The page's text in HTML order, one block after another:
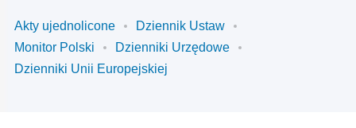
Akty ujednolicone
Dziennik Ustaw
Monitor Polski
Dzienniki Urzędowe
Dzienniki Unii Europejskiej